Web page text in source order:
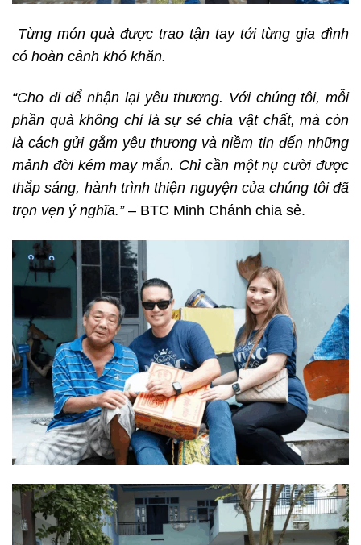
Từng món quà được trao tận tay tới từng gia đình
có hoàn cảnh khó khăn.
“Cho đi để nhận lại yêu thương. Với chúng tôi, mỗi
phần quà không chỉ là sự sẻ chia vật chất, mà còn
là cách gửi gắm yêu thương và niềm tin đến những
mảnh đời kém may mắn. Chỉ cần một nụ cười được
thắp sáng, hành trình thiện nguyện của chúng tôi đã
trọn vẹn ý nghĩa.”– BTC Minh Chánh chia sẻ.